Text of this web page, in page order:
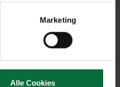
Marketing
Alle Cookies